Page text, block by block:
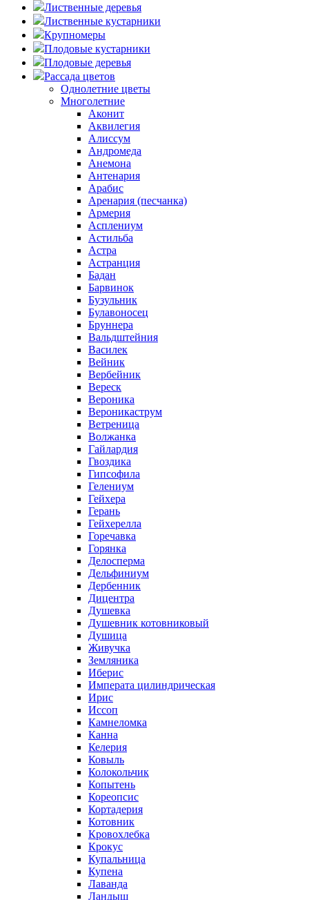
Лиственные деревья
Лиственные кустарники
Крупномеры
Плодовые кустарники
Плодовые деревья
Рассада цветов
Однолетние цветы
Многолетние
Аконит
Аквилегия
Алиссум
Андромеда
Анемона
Антенария
Арабис
Аренария (песчанка)
Армерия
Асплениум
Астильба
Астра
Астранция
Бадан
Барвинок
Бузульник
Булавоносец
Бруннера
Вальдштейния
Василек
Вейник
Вербейник
Вереск
Вероника
Вероникаструм
Ветреница
Волжанка
Гайлардия
Гвоздика
Гипсофила
Гелениум
Гейхера
Герань
Гейхерелла
Горечавка
Горянка
Делосперма
Дельфиниум
Дербенник
Дицентра
Душевка
Душевник котовниковый
Душица
Живучка
Земляника
Иберис
Императа цилиндрическая
Ирис
Иссоп
Камнеломка
Канна
Келерия
Ковыль
Колокольчик
Копытень
Кореопсис
Кортадерия
Котовник
Кровохлебка
Крокус
Купальница
Купена
Лаванда
Ландыш